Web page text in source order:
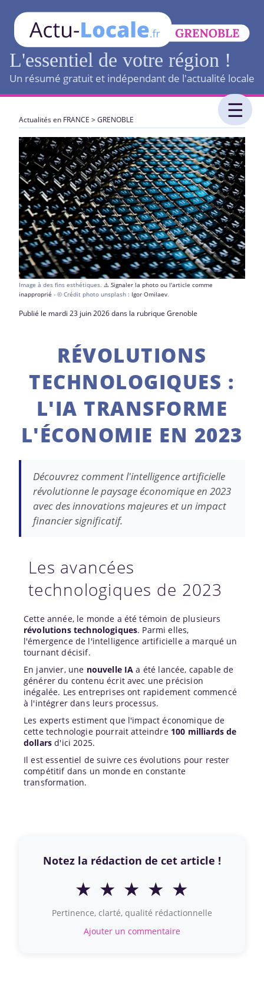
L'essentiel de votre région !
Un résumé gratuit et indépendant de l'actualité locale
Actualités en FRANCE >GRENOBLE
Image à des fins esthétiques. ⚠️ Signaler la photo ou l'article comme
inapproprié - © Crédit photo unsplash : Igor Omilaev.
Publié le mardi 23 juin 2026 dans la rubrique Grenoble
RÉVOLUTIONS
TECHNOLOGIQUES :
L'IA TRANSFORME
L'ÉCONOMIE EN 2023
Découvrez comment l'intelligence artificielle
révolutionne le paysage économique en 2023
avec des innovations majeures et un impact
financier significatif.
Les avancées
technologiques de 2023
Cette année, le monde a été témoin de plusieurs
révolutions technologiques. Parmi elles,
l'émergence de l'intelligence artificielle a marqué un
tournant décisif.
En janvier, une nouvelle IA a été lancée, capable de
générer du contenu écrit avec une précision
inégalée. Les entreprises ont rapidement commencé
à l'intégrer dans leurs processus.
Les experts estiment que l'impact économique de
cette technologie pourrait atteindre 100 milliards de
dollars d'ici 2025.
Il est essentiel de suivre ces évolutions pour rester
compétitif dans un monde en constante
transformation.
Notez la rédaction de cet article !
★ ★ ★ ★ ★
Pertinence, clarté, qualité rédactionnelle
Ajouter un commentaire